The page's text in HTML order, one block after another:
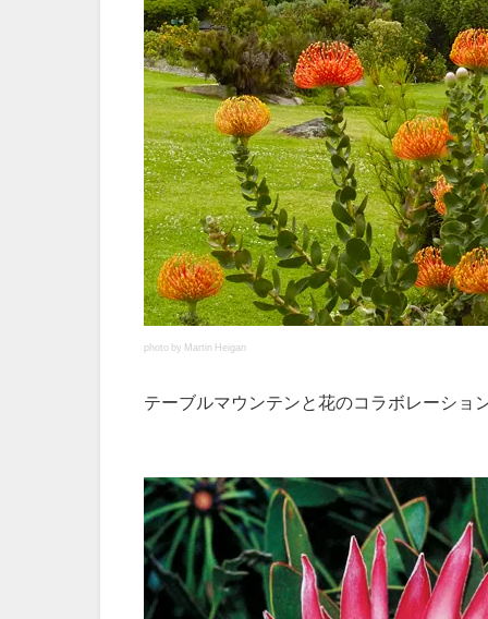
photo by Martin Heigan
テーブルマウンテンと花のコラボレーショ